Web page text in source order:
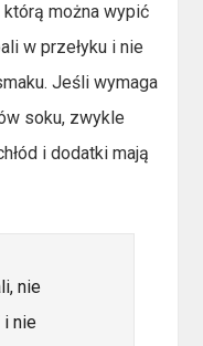
można wypić
w przełyku i nie
Jeśli wymaga
soku, zwykle
i dodatki mają
nie
i nie